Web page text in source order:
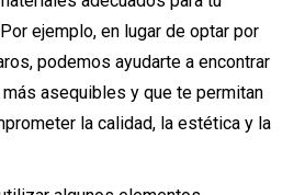
ejemplo, en lugar de optar por
podemos ayudarte a encontrar
asequibles y que te permitan
la calidad, la estética y la